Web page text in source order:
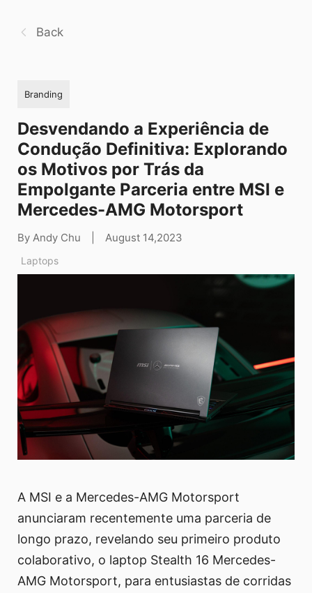
Back
Branding
Desvendando a Experiência de
Condução Definitiva: Explorando
os Motivos por Trás da
Empolgante Parceria entre MSI e
Mercedes-AMG Motorsport
By Andy Chu August 14,2023
Laptops
A MSI e a Mercedes-AMG Motorsport
anunciaram recentemente uma parceria de
longo prazo, revelando seu primeiro produto
colaborativo, o laptop Stealth 16 Mercedes-
AMG Motorsport, para entusiastas de corridas